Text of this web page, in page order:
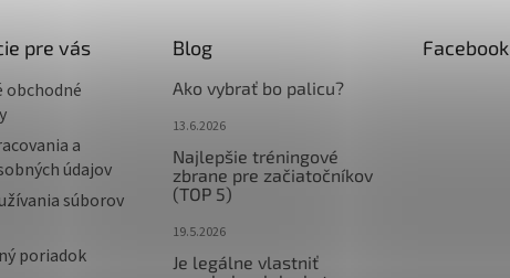
pre vás
obchodné
a
údajov
súborov
poriadok
Blog
Ako vybrať bo palicu?
13.6.2026
Najlepšie tréningové
zbrane pre začiatočníkov
(TOP 5)
19.5.2026
Je legálne vlastniť
Facebook